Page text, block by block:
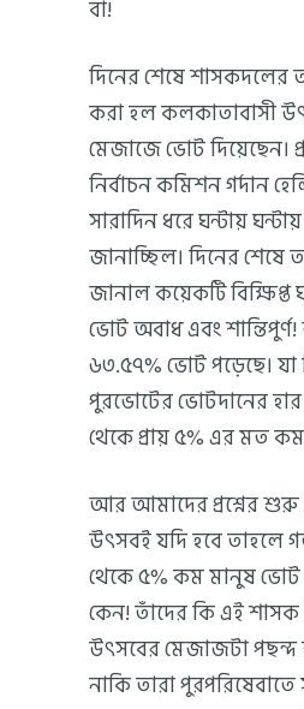
বা!
দিনের শেষে শাসকদলের
করা হল কলকাতাবাসী
মেজাজে ভোট দিয়েছেন।
নির্বাচন কমিশন গর্দান
সারাদিন ধরে ঘন্টায়
জানাচ্ছিল। দিনের শেষে
জানাল কয়েকটি বিক্ষিপ্ত
ভোট অবাধ এবং
৬৩.৫৭% ভোট পড়েছে।
পুরভোটের ভোটদানের
থেকে প্রায় ৫% এর মত
আর আমাদের প্রশ্নের শুরু
উৎসবই যদি হবে তাহলে
থেকে ৫% কম মানুষ
কেন! তাঁদের কি এই শাসক
উৎসবের মেজাজটা পছন্দ
নাকি তারা পুরপরিষেবাতে